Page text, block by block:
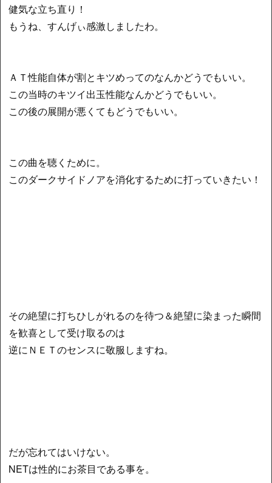
健気な立ち直り！
もうね、すんげぃ感激しましたわ。
ＡＴ性能自体が割とキツめってのなんかどうでもいい。
この当時のキツイ出玉性能なんかどうでもいい。
この後の展開が悪くてもどうでもいい。
この曲を聴くために。
このダークサイドノアを消化するために打っていきたい！
その絶望に打ちひしがれるのを待つ＆絶望に染まった瞬間
を歓喜として受け取るのは
逆にＮＥＴのセンスに敬服しますね。
だが忘れてはいけない。
NETは性的にお茶目である事を。